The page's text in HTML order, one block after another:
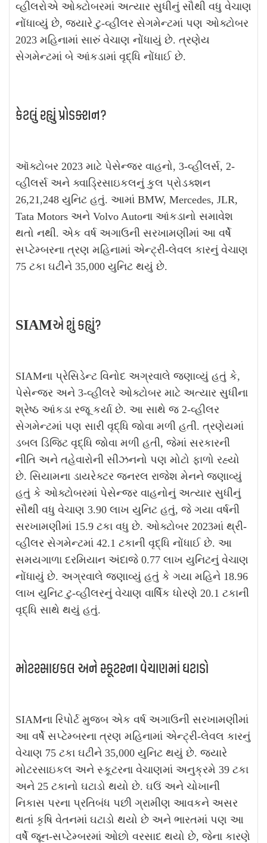
વ્હીલરોએ ઓક્ટોબરમાં અત્યાર સુધીનું સૌથી વધુ વેચાણ
નોંધાવ્યું છે, જ્યારે ટુ-વ્હીલર સેગમેન્ટમાં પણ ઓક્ટોબર
2023 મહિનામાં સારું વેચાણ નોંધાયું છે. ત્રણેય
સેગમેન્ટમાં બે આંકડામાં વૃદ્ધિ નોંધાઈ છે.
કેટલું રહ્યું પ્રોડક્શન?
ઑક્ટોબર 2023 માટે પેસેન્જર વાહનો, 3-વ્હીલર્સ, 2-
વ્હીલર્સ અને ક્વાડ્રિસાઇકલનું કુલ પ્રોડક્શન
26,21,248 યુનિટ હતું. આમાં BMW, Mercedes, JLR,
Tata Motors અને Volvo Autoના આંકડાનો સમાવેશ
થતો નથી. એક વર્ષ અગાઉની સરખામણીમાં આ વર્ષે
સપ્ટેમ્બરના ત્રણ મહિનામાં એન્ટ્રી-લેવલ કારનું વેચાણ
75 ટકા ઘટીને 35,000 યુનિટ થયું છે.
SIAMએ શું કહ્યું?
SIAMના પ્રેસિડેન્ટ વિનોદ અગ્રવાલે જણાવ્યું હતું કે,
પેસેન્જર અને 3-વ્હીલરે ઓક્ટોબર માટે અત્યાર સુધીના
શ્રેષ્ઠ આંકડા રજૂ કર્યા છે. આ સાથે જ 2-વ્હીલર
સેગમેન્ટમાં પણ સારી વૃદ્ધિ જોવા મળી હતી. ત્રણેયમાં
ડબલ ડિજિટ વૃદ્ધિ જોવા મળી હતી, જેમાં સરકારની
નીતિ અને તહેવારોની સીઝનનો પણ મોટો ફાળો રહ્યો
છે. સિયામના ડાયરેક્ટર જનરલ રાજેશ મેનને જણાવ્યું
હતું કે ઓક્ટોબરમાં પેસેન્જર વાહનોનું અત્યાર સુધીનું
સૌથી વધુ વેચાણ 3.90 લાખ યુનિટ હતું, જે ગયા વર્ષની
સરખામણીમાં 15.9 ટકા વધુ છે. ઓક્ટોબર 2023માં થ્રી-
વ્હીલર સેગમેન્ટમાં 42.1 ટકાની વૃદ્ધિ નોંધાઈ છે. આ
સમયગાળા દરમિયાન અંદાજે 0.77 લાખ યુનિટનું વેચાણ
નોંધાયું છે. અગ્રવાલે જણાવ્યું હતું કે ગયા મહિને 18.96
લાખ યુનિટ ટુ-વ્હીલરનું વેચાણ વાર્ષિક ધોરણે 20.1 ટકાની
વૃદ્ધિ સાથે થયું હતું.
મોટરસાઇકલ અને સ્કૂટરના વેચાણમાં ઘટાડો
SIAMના રિપોર્ટ મુજબ એક વર્ષ અગાઉની સરખામણીમાં
આ વર્ષે સપ્ટેમ્બરના ત્રણ મહિનામાં એન્ટ્રી-લેવલ કારનું
વેચાણ 75 ટકા ઘટીને 35,000 યુનિટ થયું છે. જ્યારે
મોટરસાઇકલ અને સ્કૂટરના વેચાણમાં અનુક્રમે 39 ટકા
અને 25 ટકાનો ઘટાડો થયો છે. ઘઉં અને ચોખાની
નિકાસ પરના પ્રતિબંધ પછી ગ્રામીણ આવકને અસર
થતાં કૃષિ વેતનમાં ઘટાડો થયો છે અને ભારતમાં પણ આ
વર્ષે જૂન-સપ્ટેમ્બરમાં ઓછો વરસાદ થયો છે, જેના કારણે